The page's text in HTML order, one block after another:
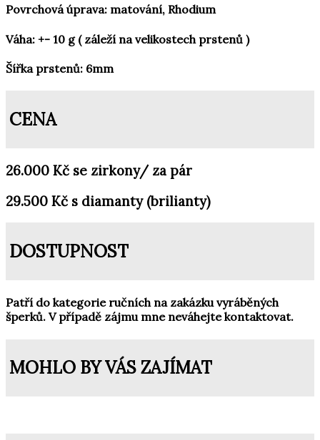
Povrchová úprava: matování, Rhodium
Váha: +- 10 g ( záleží na velikostech prstenů )
Šířka prstenů: 6mm
CENA
26.000 Kč se zirkony/ za pár
29.500 Kč s diamanty (brilianty)
DOSTUPNOST
Patří do kategorie ručních na zakázku vyráběných
šperků. V případě zájmu mne neváhejte kontaktovat.
MOHLO BY VÁS ZAJÍMAT